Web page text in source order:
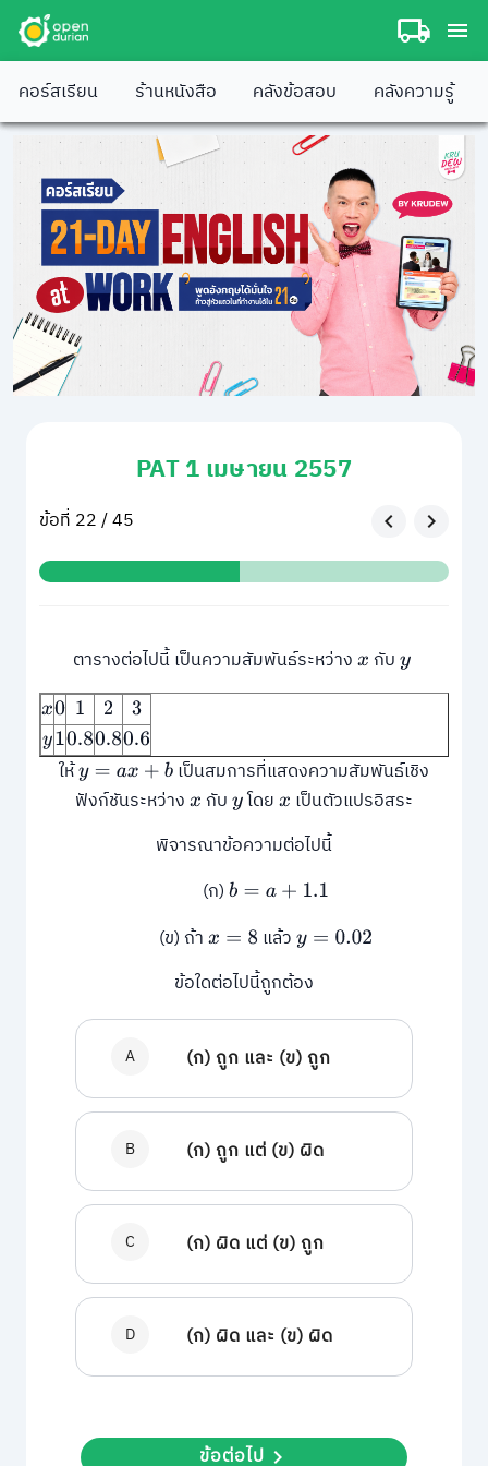
คอร์สเรียน ร้านหนังสือ คลังข้อสอบ คลังความรู้
PAT 1 เมษายน 2557
ข้อที่ 22 / 45
ตารางต่อไปนี้ เป็นความสัมพันธ์ระหว่างx กับy
x0 1 2
3
y10.80.80.6
ให้y=ax +b
เป็นสมการที่แสดงความสัมพันธ์เชิง
ฟังก์ชันระหว่างx กับyโดยx เป็นตัวแปรอิสระ
พิจารณาข้อความต่อไปนี้
(ก)b =a +1.1
(ข) ถ้าx=8 แล้วy=0.02
ข้อใดต่อไปนี้ถูกต้อง
A (ก) ถูก และ (ข) ถูก
B (ก) ถูก แต่ (ข) ผิด
C (ก) ผิด แต่ (ข) ถูก
D (ก) ผิด และ (ข) ผิด
ข้อต่อไป